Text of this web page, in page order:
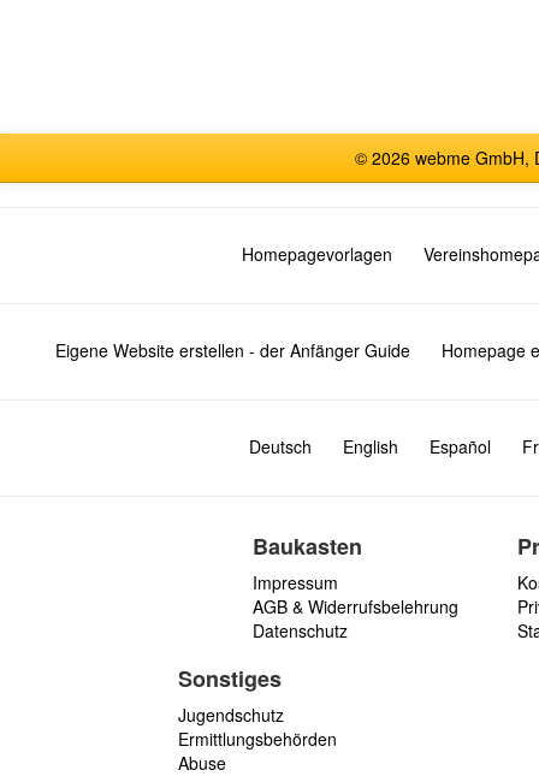
© 2026 webme GmbH,
Homepagevorlagen
Eigene Website erstellen - der Anfänger Guide Homepage
Deutsch English Español
Baukasten
Impressum
AGB & Widerrufsbelehrung
Datenschutz
Sonstiges
Jugendschutz
Ermittlungsbehörden
Abuse